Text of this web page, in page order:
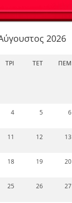
2026
ΤΡΊ ΤΕΤ ΠΈΜ
4 5 6
11 12 13
18 19 20
25 26 27